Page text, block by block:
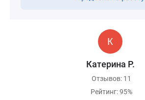
Катерина Р.
Отзывов: 11
Рейтинг: 95%